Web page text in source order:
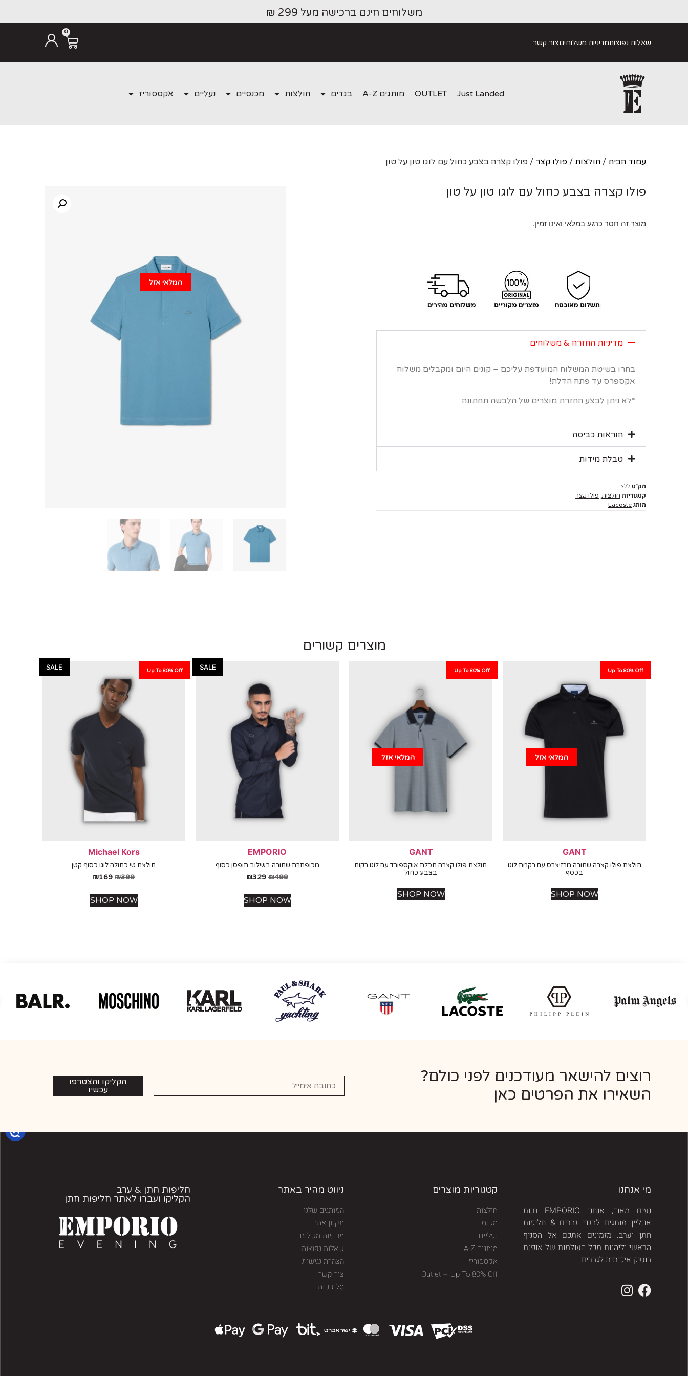
משלוחים חינם ברכישה מעל 299 ₪
שאלות נפוצותמדיניות משלוחיםצור קשר
0
Just Landed
OUTLET מותגים A-Z בגדים חולצות מכנסיים נעליים אקססוריז
עמוד הבית / חולצות / פולו קצר / פולו קצרה בצבע כחול עם לוגו טון על טון
פולו קצרה בצבע כחול עם לוגו טון על טון
מוצר זה חסר כרגע במלאי ואינו זמין.
מדיניות החזרה & משלוחים
בחרו בשיטת המשלוח המועדפת עליכם – קונים היום ומקבלים משלוח
אקספרס עד פתח הדלת!
*לא ניתן לבצע החזרת מוצרים של הלבשה תחתונה.
הוראות כביסה
טבלת מידות
מק"ט ללא
קטגוריות חולצות, פולו קצר
מותג Lacoste
המלאי אזל
מוצרים קשורים
Up To 80% Off
המלאי אזל
GANT
חולצת פולו קצרה שחורה מרזיצרס עם רקמת לוגו
בכסף
SHOP NOW
Up To 80% Off
המלאי אזל
GANT
חולצת פולו קצרה תכלת אוקספורד עם לוגו רקום
בצבע כחול
SHOP NOW
SALE
EMPORIO
מכופתרת שחורה בשילוב תופסן כסוף
₪499
₪329
SHOP NOW
SALE Up To 80% Off
Michael Kors
חולצת טי כחולה לוגו כסוף קטן
₪399
₪169
SHOP NOW
רוצים להישאר מעודכנים לפני כולם?
השאירו את הפרטים כאן
הקליקו והצטרפו
עכשיו
מי אנחנו
נעים מאוד, אנחנו EMPORIO חנות
אונליין מותגים לבגדי גברים & חליפות
חתן וערב. מזמינים אתכם אל הסניף
הראשי וליהנות מכל העולמות של אופנת
בוטיק איכותית לגברים.
קטגוריות מוצרים
חולצות
מכנסיים
נעליים
מותגים A-Z
אקססוריז
Outlet – Up To 80% Off
ניווט מהיר באתר
המותגים שלנו
תקנון אתר
מדיניות משלוחים
שאלות נפוצות
הצהרת נגישות
צור קשר
סל קניות
חליפות חתן & ערב
הקליקו ועברו לאתר חליפות חתן